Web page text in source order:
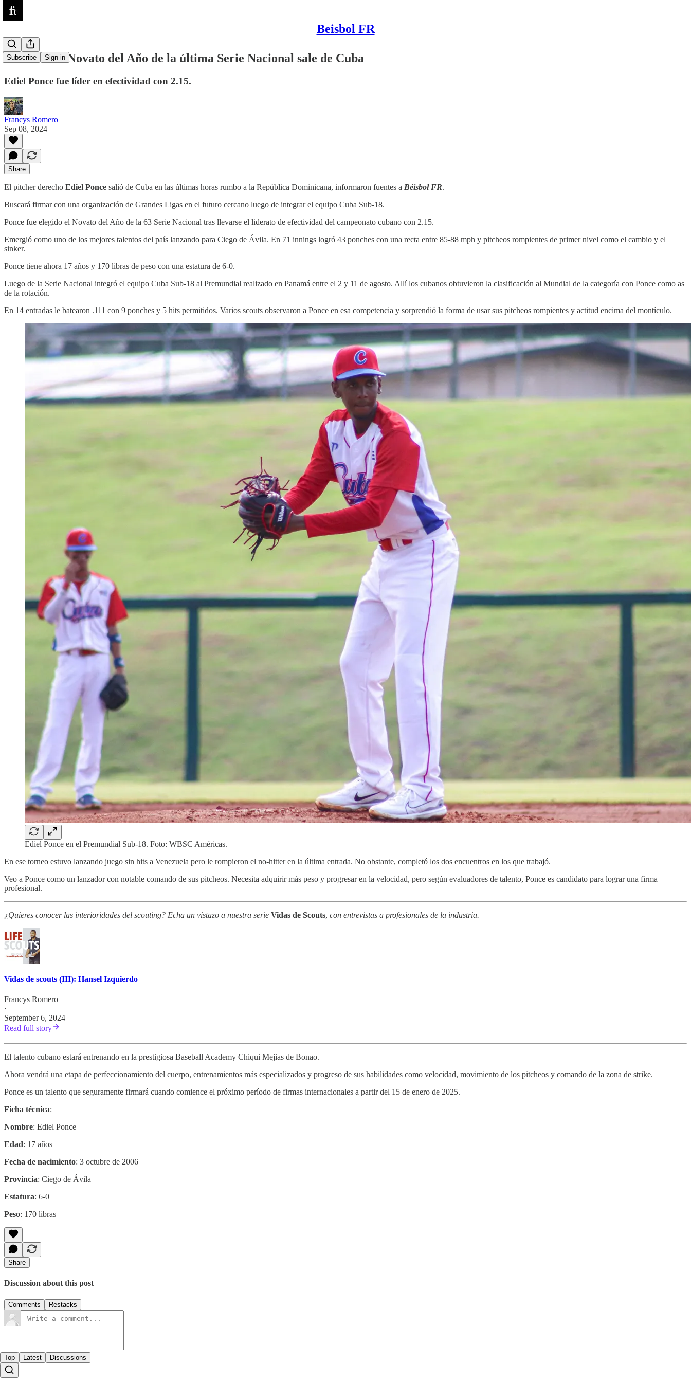
Beisbol FR
Subscribe Sign in
Fuentes: El Novato del Año de la última Serie Nacional sale de Cuba
Ediel Ponce fue líder en efectividad con 2.15.
Francys Romero
Sep 08, 2024
Share
El pitcher derecho Ediel Ponce salió de Cuba en las últimas horas rumbo a la República Dominicana, informaron fuentes a Béisbol FR.
Buscará firmar con una organización de Grandes Ligas en el futuro cercano luego de integrar el equipo Cuba Sub-18.
Ponce fue elegido el Novato del Año de la 63 Serie Nacional tras llevarse el liderato de efectividad del campeonato cubano con 2.15.
Emergió como uno de los mejores talentos del país lanzando para Ciego de Ávila. En 71 innings logró 43 ponches con una recta entre 85-88 mph y pitcheos rompientes de primer nivel como el cambio y el
sinker.
Ponce tiene ahora 17 años y 170 libras de peso con una estatura de 6-0.
Luego de la Serie Nacional integró el equipo Cuba Sub-18 al Premundial realizado en Panamá entre el 2 y 11 de agosto. Allí los cubanos obtuvieron la clasificación al Mundial de la categoría con Ponce como as
de la rotación.
En 14 entradas le batearon .111 con 9 ponches y 5 hits permitidos. Varios scouts observaron a Ponce en esa competencia y sorprendió la forma de usar sus pitcheos rompientes y actitud encima del montículo.
Ediel Ponce en el Premundial Sub-18. Foto: WBSC Américas.
En ese torneo estuvo lanzando juego sin hits a Venezuela pero le rompieron el no-hitter en la última entrada. No obstante, completó los dos encuentros en los que trabajó.
Veo a Ponce como un lanzador con notable comando de sus pitcheos. Necesita adquirir más peso y progresar en la velocidad, pero según evaluadores de talento, Ponce es candidato para lograr una firma
profesional.
¿Quieres conocer las interioridades del scouting? Echa un vistazo a nuestra serie Vidas de Scouts, con entrevistas a profesionales de la industria.
Vidas de scouts (III): Hansel Izquierdo
Francys Romero
·
September 6, 2024
Read full story
El talento cubano estará entrenando en la prestigiosa Baseball Academy Chiqui Mejias de Bonao.
Ahora vendrá una etapa de perfeccionamiento del cuerpo, entrenamientos más especializados y progreso de sus habilidades como velocidad, movimiento de los pitcheos y comando de la zona de strike.
Ponce es un talento que seguramente firmará cuando comience el próximo período de firmas internacionales a partir del 15 de enero de 2025.
Ficha técnica:
Nombre: Ediel Ponce
Edad: 17 años
Fecha de nacimiento: 3 octubre de 2006
Provincia: Ciego de Ávila
Estatura: 6-0
Peso: 170 libras
Share
Discussion about this post
Comments Restacks
Top Latest Discussions